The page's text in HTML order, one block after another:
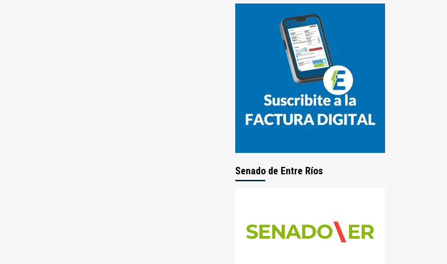
Senado de Entre Ríos